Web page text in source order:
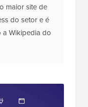
maior site de
do setor e é
a Wikipedia do